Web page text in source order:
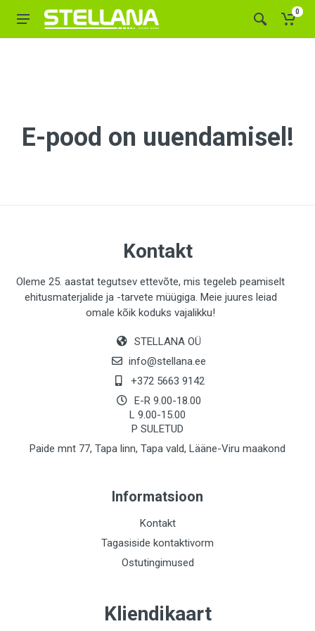
0
E-pood on uuendamisel!
Kontakt
Oleme 25. aastat tegutsev ettevõte, mis tegeleb peamiselt
ehitusmaterjalide ja -tarvete müügiga. Meie juures leiad
omale kõik koduks vajalikku!
STELLANA OÜ
info@stellana.ee
+372 5663 9142
E-R 9.00-18.00
L 9.00-15.00
P SULETUD
Paide mnt 77, Tapa linn, Tapa vald, Lääne-Viru maakond
Informatsioon
Kontakt
Tagasiside kontaktivorm
Ostutingimused
Kliendikaart